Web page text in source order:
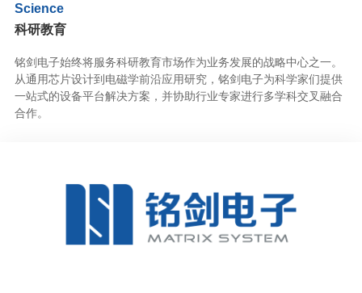
Science
科研教育
铭剑电子始终将服务科研教育市场作为业务发展的战略中心之一。
从通用芯片设计到电磁学前沿应用研究，铭剑电子为科学家们提供
一站式的设备平台解决方案，并协助行业专家进行多学科交叉融合
合作。